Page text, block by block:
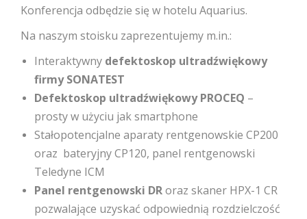
Konferencja odbędzie się w hotelu Aquarius.
Na naszym stoisku zaprezentujemy m.in.:
Interaktywny defektoskop ultradźwiękowy
firmy SONATEST
Defektoskop ultradźwiękowy PROCEQ –
prosty w użyciu jak smartphone
Stałopotencjalne aparaty rentgenowskie CP200
oraz bateryjny CP120, panel rentgenowski
Teledyne ICM
Panel rentgenowski DRoraz skaner HPX-1 CR
pozwalające uzyskać odpowiednią rozdzielczość